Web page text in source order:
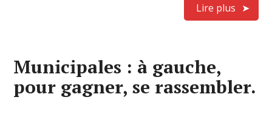
Lire plus
Municipales : à gauche,
pour gagner, se rassembler.